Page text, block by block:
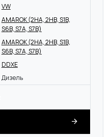
VW
AMAROK (2HA, 2HB, S1B,
S6B, S7A, S7B)
AMAROK (2HA, 2HB, S1B,
S6B, S7A, S7B)
DDXE
Дизель